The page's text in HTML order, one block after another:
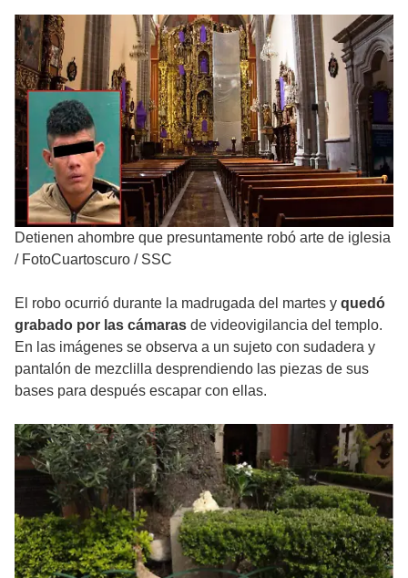
Detienen ahombre que presuntamente robó arte de iglesia
/ FotoCuartoscuro / SSC
El robo ocurrió durante la madrugada del martes y quedó
grabado por las cámaras de videovigilancia del templo.
En las imágenes se observa a un sujeto con sudadera y
pantalón de mezclilla desprendiendo las piezas de sus
bases para después escapar con ellas.